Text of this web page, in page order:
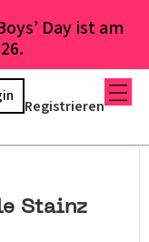
Day ist am
Registrieren
Stainz